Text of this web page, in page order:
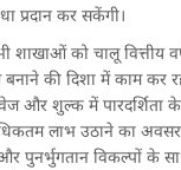
प्रदान कर सकेंगी।
को चालू वित्तीय
की दिशा में काम कर
और शुल्क में पारदर्शिता
लाभ उठाने का अवसर
पुनर्भुगतान विकल्पों के